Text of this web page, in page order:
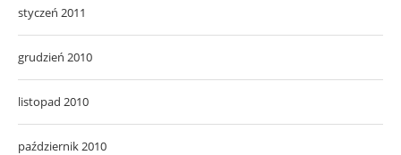
styczeń 2011
grudzień 2010
listopad 2010
październik 2010